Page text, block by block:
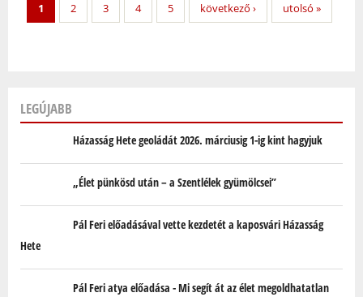
1 2 3 4 5 következő › utolsó »
LEGÚJABB
Házasság Hete geoládát 2026. márciusig 1-ig kint hagyjuk
„Élet pünkösd után – a Szentlélek gyümölcsei”
Pál Feri előadásával vette kezdetét a kaposvári Házasság
Hete
Pál Feri atya előadása - Mi segít át az élet megoldhatatlan